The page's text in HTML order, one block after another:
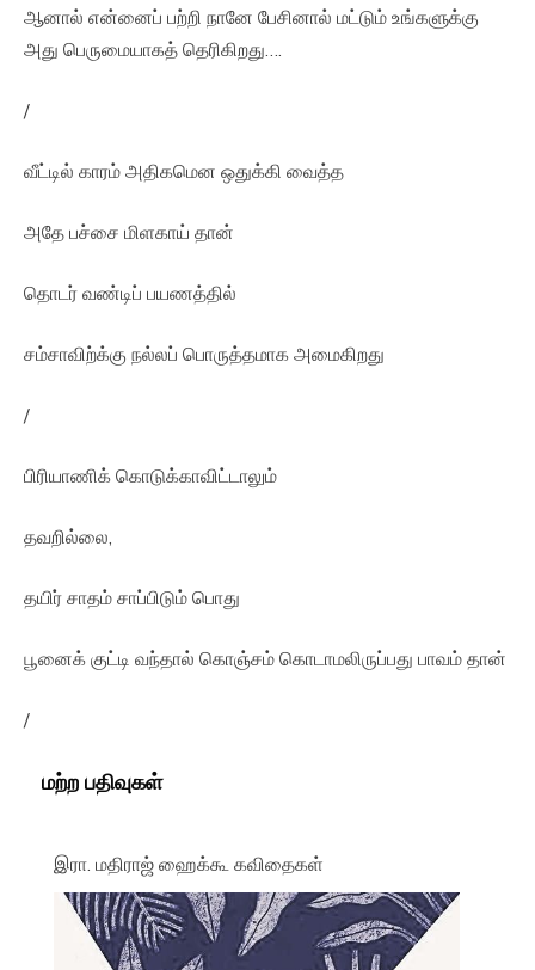
ஆனால் என்னைப் பற்றி நானே பேசினால் மட்டும் உங்களுக்கு
அது பெருமையாகத் தெரிகிறது….
/
வீட்டில் காரம் அதிகமென ஒதுக்கி வைத்த
அதே பச்சை மிளகாய் தான்
தொடர் வண்டிப் பயணத்தில்
சம்சாவிற்க்கு நல்லப் பொருத்தமாக அமைகிறது
/
பிரியாணிக் கொடுக்காவிட்டாலும்
தவறில்லை,
தயிர் சாதம் சாப்பிடும் பொது
பூனைக் குட்டி வந்தால் கொஞ்சம் கொடாமலிருப்பது பாவம் தான்
/
மற்ற பதிவுகள்
இரா. மதிராஜ் ஹைக்கூ கவிதைகள்